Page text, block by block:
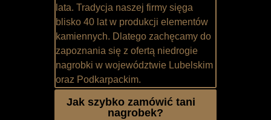
lata. Tradycja naszej firmy sięga
blisko 40 lat w produkcji elementów
kamiennych. Dlatego zachęcamy do
zapoznania się z ofertą niedrogie
nagrobki w województwie Lubelskim
oraz Podkarpackim.
Jak szybko zamówić tani
nagrobek?